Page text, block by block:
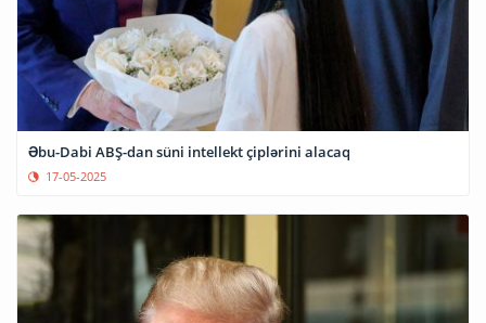
Əbu-Dabi ABŞ-dan süni intellekt çiplərini alacaq
17-05-2025